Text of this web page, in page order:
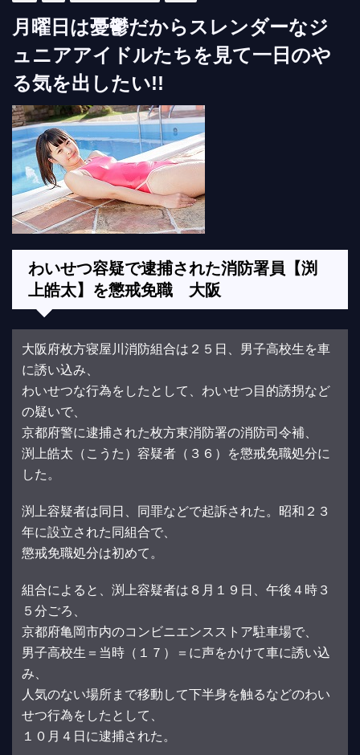
月曜日は憂鬱だからスレンダーなジ
ュニアアイドルたちを見て一日のや
る気を出したい!!
わいせつ容疑で逮捕された消防署員【渕
上皓太】を懲戒免職 大阪
大阪府枚方寝屋川消防組合は２５日、男子高校生を車
に誘い込み、
わいせつな行為をしたとして、わいせつ目的誘拐など
の疑いで、
京都府警に逮捕された枚方東消防署の消防司令補、
渕上皓太（こうた）容疑者（３６）を懲戒免職処分に
した。
渕上容疑者は同日、同罪などで起訴された。昭和２３
年に設立された同組合で、
懲戒免職処分は初めて。
組合によると、渕上容疑者は８月１９日、午後４時３
５分ごろ、
京都府亀岡市内のコンビニエンスストア駐車場で、
男子高校生＝当時（１７）＝に声をかけて車に誘い込
み、
人気のない場所まで移動して下半身を触るなどのわい
せつ行為をしたとして、
１０月４日に逮捕された。